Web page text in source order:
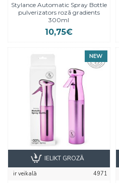
Stylance Automatic Spray Bottle
pulverizators rozā gradients
300ml
10,75€
NEW
ir veikalā
4971
IELIKT GROZĀ